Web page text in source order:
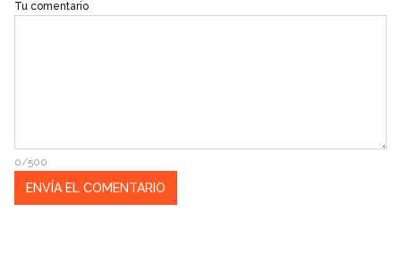
Tu comentario
0/500